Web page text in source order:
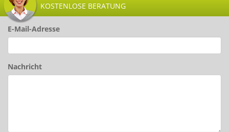
KOSTENLOSE BERATUNG
E-Mail-Adresse
Nachricht